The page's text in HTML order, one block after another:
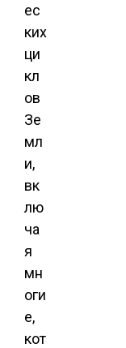
ес
ких
ци
кл
ов
Зе
мл
и,
вк
лю
ча
я
мн
оги
е,
кот